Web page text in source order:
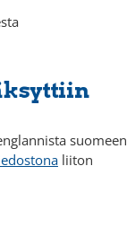
suomeen
liiton